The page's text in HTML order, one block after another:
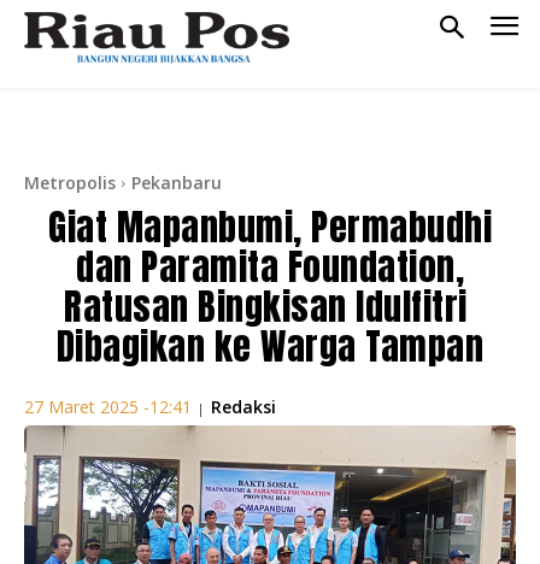
Metropolis Pekanbaru
Giat Mapanbumi, Permabudhi
dan Paramita Foundation,
Ratusan Bingkisan Idulfitri
Dibagikan ke Warga Tampan
27 Maret 2025 -12:41 | Redaksi